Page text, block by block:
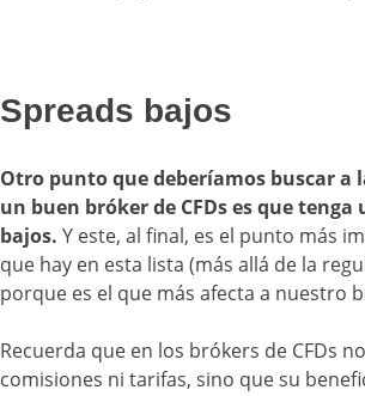
Spreads bajos
Otro punto que deberíamos buscar a
un buen bróker de CFDs es que tenga
bajos. Y este, al final, es el punto más
que hay en esta lista (más allá de la
porque es el que más afecta a nuestro
Recuerda que en los brókers de CFDs
comisiones ni tarifas, sino que su